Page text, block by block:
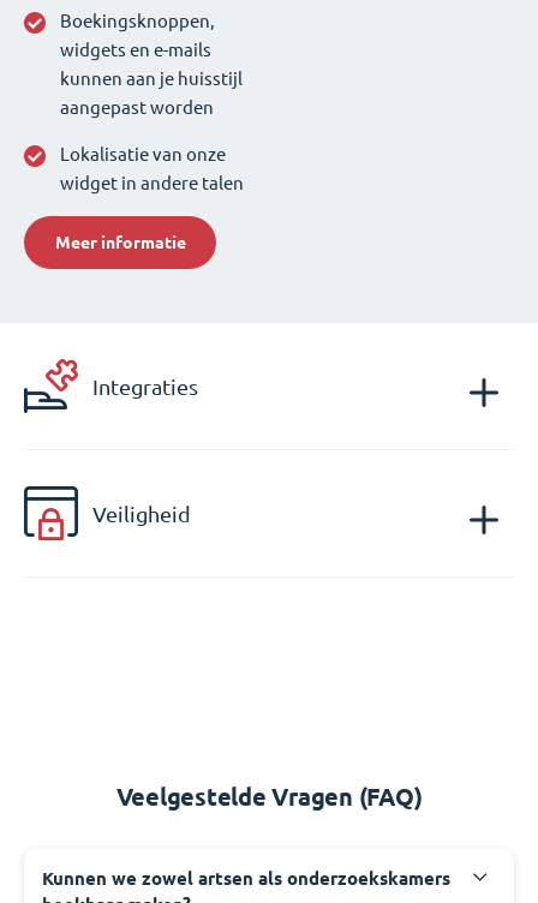
Boekingsknoppen,
widgets en e-mails
kunnen aan je huisstijl
aangepast worden
Lokalisatie van onze
widget in andere talen
Meer informatie
Integraties
Veiligheid
Veelgestelde Vragen (FAQ)
Kunnen we zowel artsen als onderzoekskamers